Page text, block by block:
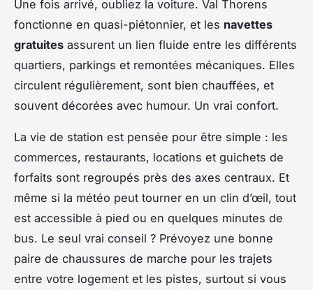
Une fois arrivé, oubliez la voiture. Val Thorens
fonctionne en quasi-piétonnier, et les navettes
gratuites assurent un lien fluide entre les différents
quartiers, parkings et remontées mécaniques. Elles
circulent régulièrement, sont bien chauffées, et
souvent décorées avec humour. Un vrai confort.
La vie de station est pensée pour être simple : les
commerces, restaurants, locations et guichets de
forfaits sont regroupés près des axes centraux. Et
même si la météo peut tourner en un clin d’œil, tout
est accessible à pied ou en quelques minutes de
bus. Le seul vrai conseil ? Prévoyez une bonne
paire de chaussures de marche pour les trajets
entre votre logement et les pistes, surtout si vous